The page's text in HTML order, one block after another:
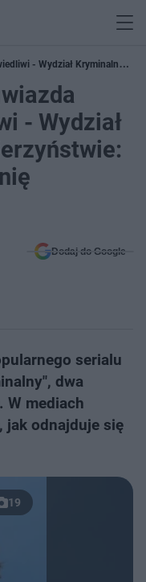
- Wydział Kryminalny" o
- Wydział
Dodaj do Google
serialu
dwa
W mediach
jak odnajduje się
19